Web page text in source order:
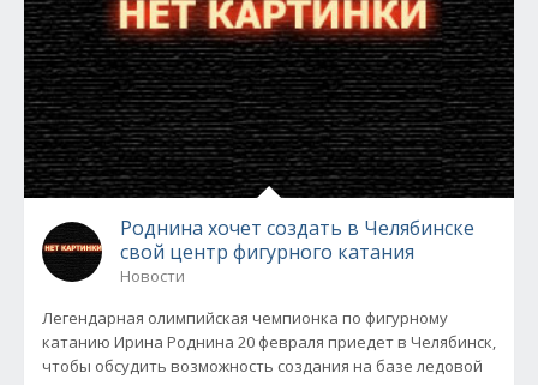
Роднина хочет создать в Челябинске
свой центр фигурного катания
Новости
Легендарная олимпийская чемпионка по фигурному
катанию Ирина Роднина 20 февраля приедет в Челябинск,
чтобы обсудить возможность создания на базе ледовой